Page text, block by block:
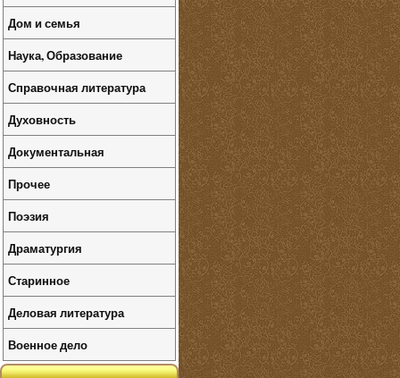
Дом и семья
Наука, Образование
Справочная литература
Духовность
Документальная
Прочее
Поэзия
Драматургия
Старинное
Деловая литература
Военное дело